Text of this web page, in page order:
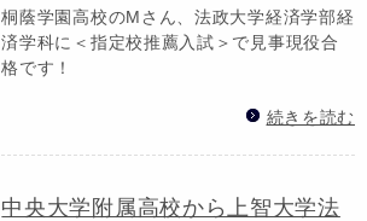
桐蔭学園高校のMさん、法政大学経済学部経
済学科に＜指定校推薦入試＞で見事現役合
格です！
続きを読む
中央大学附属高校から上智大学法